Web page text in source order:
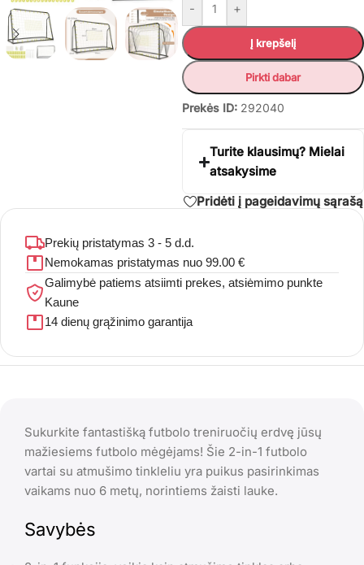
- +
Į krepšelį
Pirkti dabar
Prekės ID: 292040
Turite klausimų? Mielai
atsakysime
Pridėti į pageidavimų sąrašą
Prekių pristatymas 3 - 5 d.d.
Nemokamas pristatymas nuo 99.00 €
Galimybė patiems atsiimti prekes, atsiėmimo punkte
Kaune
14 dienų grąžinimo garantija
Sukurkite fantastišką futbolo treniruočių erdvę jūsų
mažiesiems futbolo mėgėjams! Šie 2-in-1 futbolo
vartai su atmušimo tinkleliu yra puikus pasirinkimas
vaikams nuo 6 metų, norintiems žaisti lauke.
Savybės